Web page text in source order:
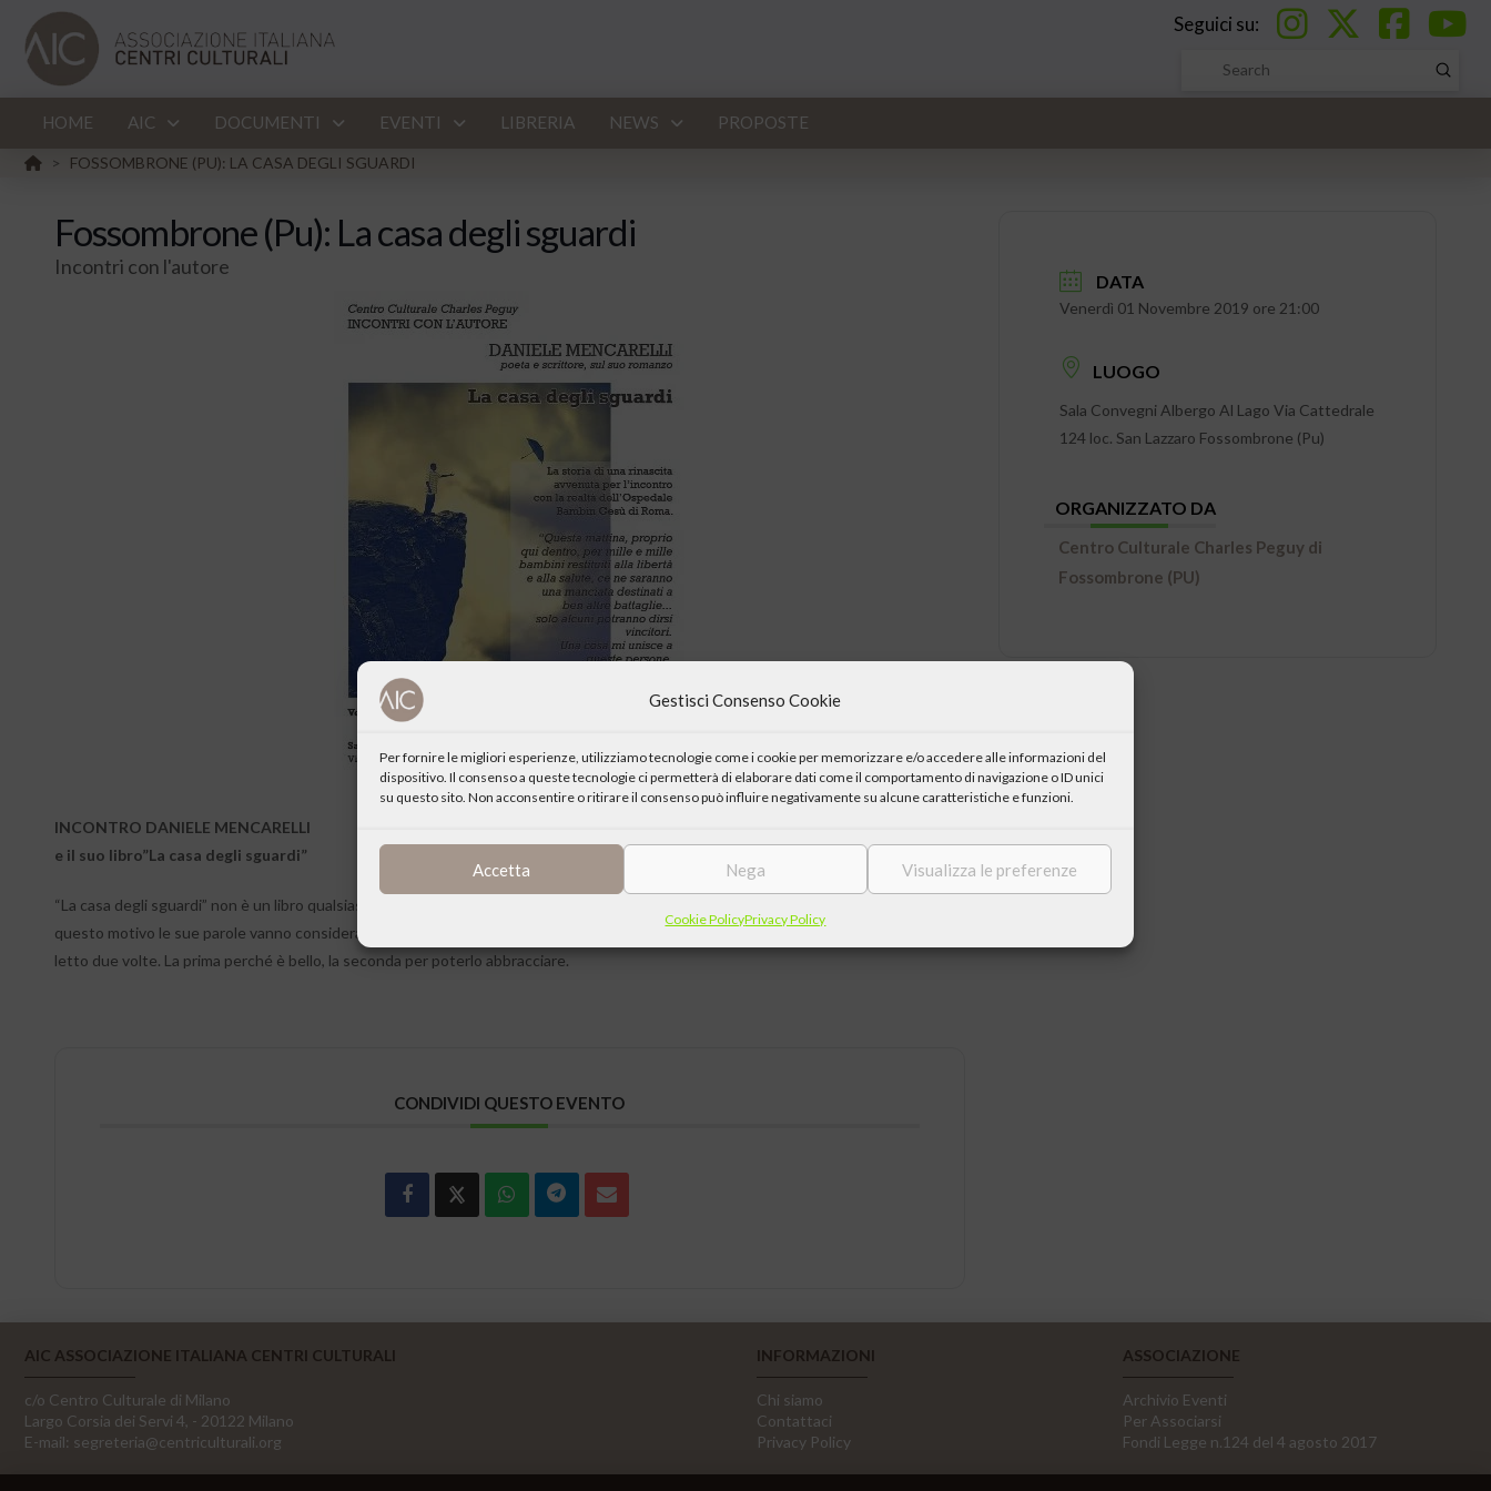
Gestisci Consenso Cookie
Per fornire le migliori esperienze, utilizziamo tecnologie come i cookie per memorizzare e/o accedere alle informazioni del
dispositivo. Il consenso a queste tecnologie ci permetterà di elaborare dati come il comportamento di navigazione o ID unici
su questo sito. Non acconsentire o ritirare il consenso può influire negativamente su alcune caratteristiche e funzioni.
Accetta Nega Visualizza le preferenze
Cookie PolicyPrivacy Policy
Seguici su:
Search
Submit
HOME AIC DOCUMENTI EVENTI LIBRERIA NEWS PROPOSTE
HOME
> FOSSOMBRONE (PU): LA CASA DEGLI SGUARDI
Fossombrone (Pu): La casa degli sguardi
Incontri con l'autore
INCONTRO DANIELE MENCARELLI
e il suo libro”La casa degli sguardi”
“La casa degli sguardi” non è un libro qualsiasi perché non è un uomo qualsiasi il suo autore, che ne è anche il protagonista. Per
questo motivo le sue parole vanno considerate un dono, una confidenza, un atto d’amore. Il libro di Daniele Mencarelli andrebbe
letto due volte. La prima perché è bello, la seconda per poterlo abbracciare.
CONDIVIDI QUESTO EVENTO
DATA
Venerdì 01 Novembre 2019 ore 21:00
LUOGO
Sala Convegni Albergo Al Lago Via Cattedrale
124 loc. San Lazzaro Fossombrone (Pu)
ORGANIZZATO DA
Centro Culturale Charles Peguy di
Fossombrone (PU)
AIC ASSOCIAZIONE ITALIANA CENTRI CULTURALI
c/o Centro Culturale di Milano
Largo Corsia dei Servi 4, - 20122 Milano
E-mail: segreteria@centriculturali.org
INFORMAZIONI
Chi siamo
Contattaci
Privacy Policy
ASSOCIAZIONE
Archivio Eventi
Per Associarsi
Fondi Legge n.124 del 4 agosto 2017